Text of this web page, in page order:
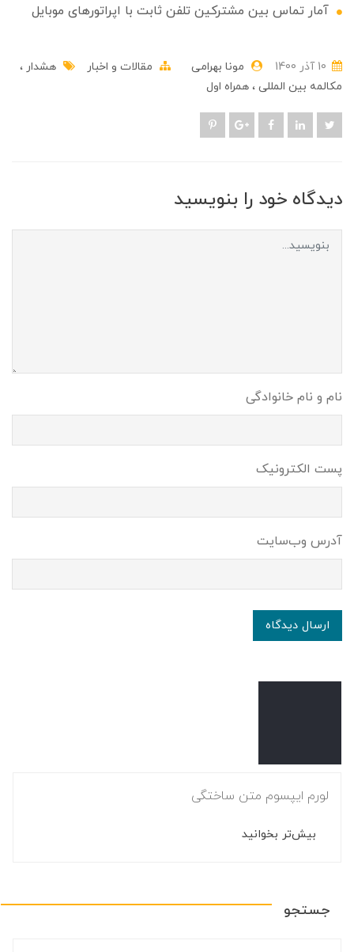
آمار تماس بین مشترکین تلفن ثابت با اپراتورهای موبایل
مونا بهرامی مقالات و اخبار
هشدار
مکالمه بین المللی
همراه اول
دیدگاه خود را بنویسید
نام و نام خانوادگی
پست الکترونیک
آدرس وب‌سایت
ارسال دیدگاه
لورم ایپسوم متن ساختگی
بیش‌تر بخوانید
جستجو